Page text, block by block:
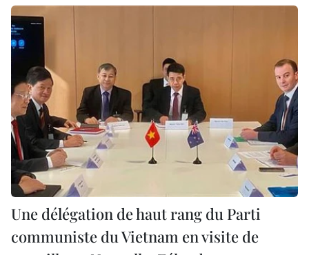
Une délégation de haut rang du Parti
communiste du Vietnam en visite de